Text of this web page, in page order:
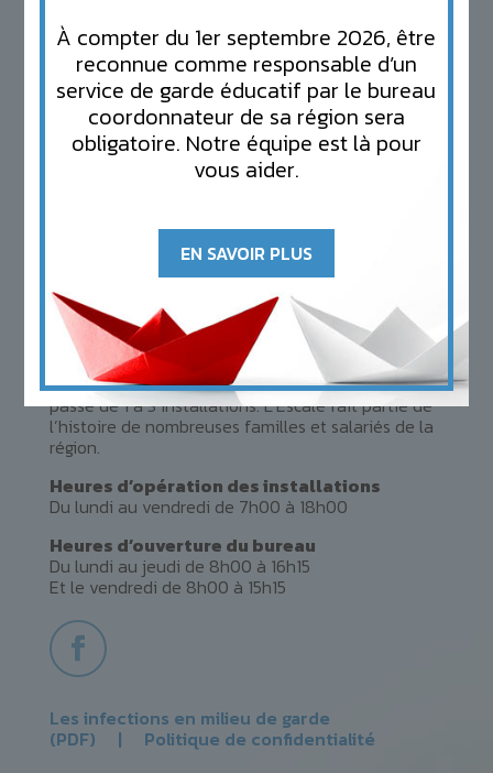
CPE
l’Escale
de garde en milieu familial et devient alors, en
1998, un Centre de la Petite Enfance (CPE). En
2006, le ministère de la Famille attribue alors
l’agrément de 428 places en milieu familial.
L’Escale devient« Bureau coordonnateur de la
garde en milieu familial pour la MRC de
Bellechasse »! À la suite de divers partenariats
et regroupements, la grande famille de l’Escale
passe de 1 à 3 installations. L’Escale fait partie de
l’histoire de nombreuses familles et salariés de la
région.
Heures d’opération des installations
Du lundi au vendredi de 7h00 à 18h00
Heures d’ouverture du bureau
Du lundi au jeudi de 8h00 à 16h15
Et le vendredi de 8h00 à 15h15
Les infections en milieu de garde
(PDF) | Politique de confidentialité
À compter du 1er septembre 2026, être
reconnue comme responsable d’un
service de garde éducatif par le bureau
coordonnateur de sa région sera
obligatoire. Notre équipe est là pour
vous aider.
EN SAVOIR PLUS